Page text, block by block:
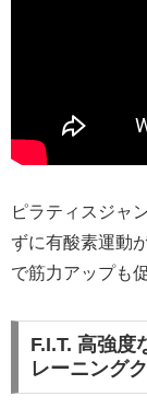
ピラティスジャ
ずに有酸素運動
で筋力アップも
F.I.T. 高強度
レーニング